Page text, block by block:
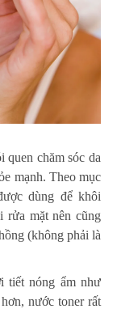
quen chăm sóc da
mạnh. Theo mục
dùng để khôi
rửa mặt nên cũng
(không phải là
tiết nóng ẩm như
nước toner rất